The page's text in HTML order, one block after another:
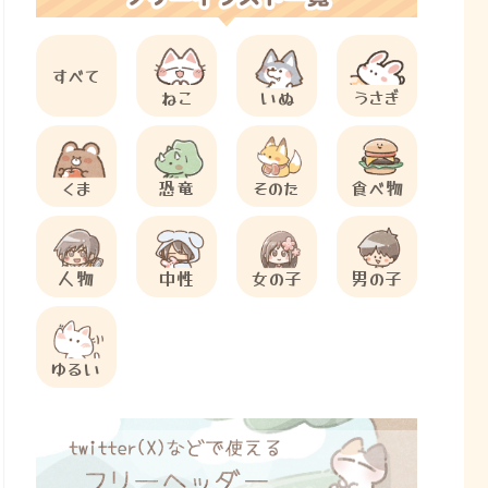
すべて
ねこ
いぬ うさぎ
くま 恐竜 そのた 食べ物
人物 中性 女の子 男の子
ゆるい